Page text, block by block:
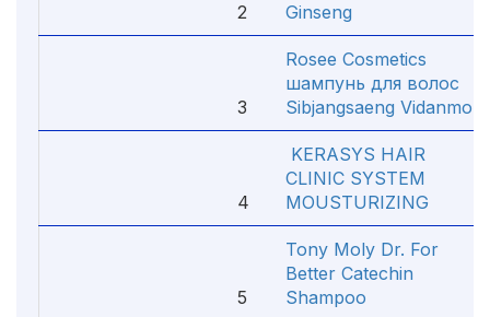
2
Ginseng
3
Rosee Cosmetics
шампунь для волос
Sibjangsaeng Vidanmo
4
KERASYS HAIR
CLINIC SYSTEM
MOUSTURIZING
5
Tony Moly Dr. For
Better Catechin
Shampoo